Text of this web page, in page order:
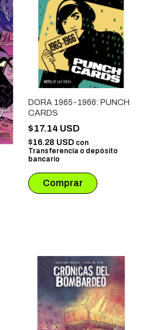
DORA 1965-1966: PUNCH
CARDS
$17.14 USD
$16.28 USD con
Transferencia o depósito
bancario